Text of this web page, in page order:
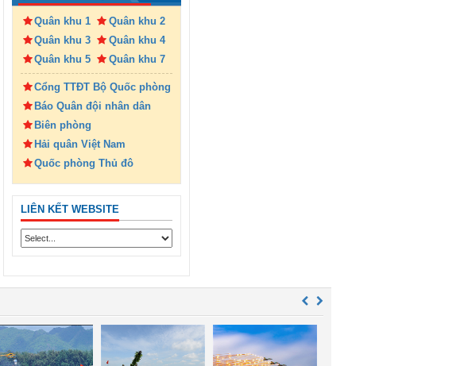
Quân khu 1
Quân khu 2
Quân khu 3
Quân khu 4
Quân khu 5
Quân khu 7
Cổng TTĐT Bộ Quốc phòng
Báo Quân đội nhân dân
Biên phòng
Hải quân Việt Nam
Quốc phòng Thủ đô
LIÊN KẾT WEBSITE